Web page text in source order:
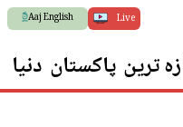
Live
Aaj English
ترین پاکستان دنیا